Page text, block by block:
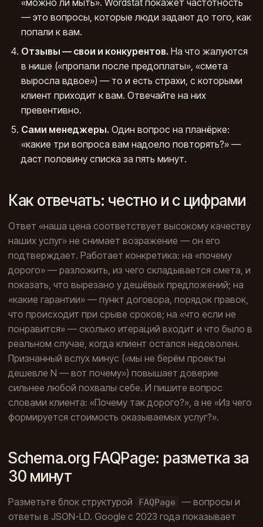
«можно ли мыть». Wordstat покажет частотность
— это вопросы, которые люди задают до того, как
попали к вам.
Отзывы — свои и конкурентов. На что жалуются
в нише («пропали после предоплаты», «смета
выросла вдвое») — то и есть страхи, с которыми
клиент приходит к вам. Отвечайте на них
превентивно.
Сами менеджеры. Один вопрос на планёрке:
«какие три вопроса вам надоело повторять?» —
даст половину списка за пять минут.
Как отвечать: честно и с цифрами
Ответ «наша цена соответствует высокому качеству
наших услуг» не снимает возражение — он его
подтверждает. Работает конкретика: на «почему
дорого» — разложить, из чего складывается смета, и
показать, что вырезано у дешёвых предложений; на
«какие гарантии» — пункт договора, порядок правок,
что происходит при срыве сроков; на «что если не
понравится» — сколько итераций входит и что было в
реальном случае, когда клиент остался недоволен.
Признанный вслух минус («мы не берём проекты
дешевле N — вот почему») повышает доверие
сильнее любой похвалы себе. И пишите вопрос
словами клиента: «Почему так дорого?», а не «Из чего
формируется стоимость оказываемых услуг?».
Schema.org FAQPage: разметка за
30 минут
Разметьте блок структурой FAQPage
— вопросы и
ответы в JSON-LD. Google с 2023 года показывает